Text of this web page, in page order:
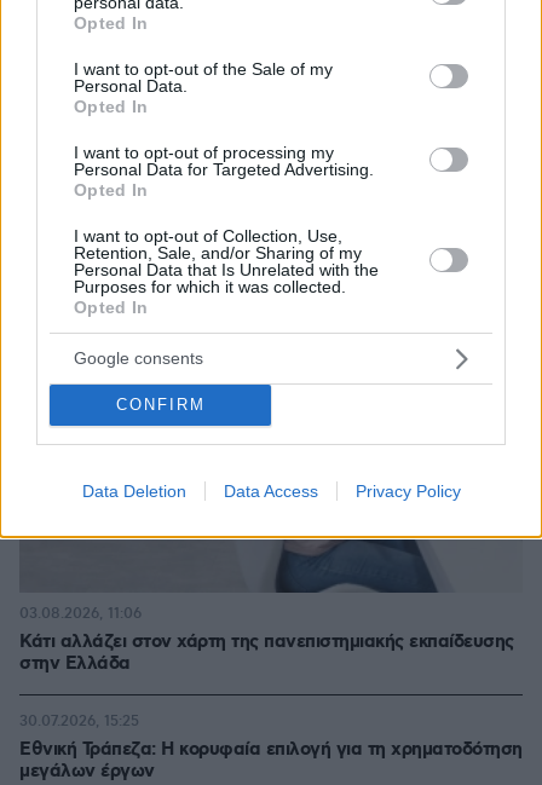
grant or deny consent to Google and its third-party tags to
use your data for below specified purposes in below Google
consent section.
Opted In
I want to opt-out of the Sale of my
Personal Data.
Opted In
I want to opt-out of processing my
Personal Data for Targeted Advertising.
Opted In
I want to opt-out of Collection, Use,
Retention, Sale, and/or Sharing of my
Personal Data that Is Unrelated with the
Purposes for which it was collected.
Opted In
Google consents
CONFIRM
Data Deletion Data Access Privacy Policy
Thema Insights
Κάτι αλλάζει στον χάρτη της πανεπιστημιακής εκπαίδευσης
στην Ελλάδα
03.08.2026, 11:06
Εθνική Τράπεζα: Η κορυφαία επιλογή για τη χρηματοδότηση
μεγάλων έργων
30.07.2026, 15:25